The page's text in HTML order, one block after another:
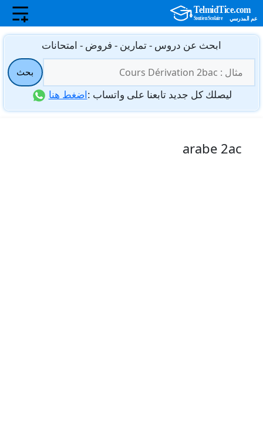
انتقل
المحتوى
ابحث عن دروس - تمارين - فروض - امتحانات
عن:
بحث
ليصلك كل جديد تابعنا على واتساب :اضغط هنا
arabe 2ac